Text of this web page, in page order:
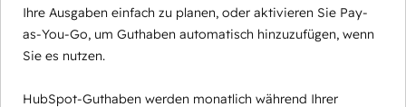
Ihre Ausgaben einfach zu planen, oder aktivieren Sie Pay-
as-You-Go, um Guthaben automatisch hinzuzufügen, wenn
Sie es nutzen.
HubSpot-Guthaben werden monatlich während Ihrer